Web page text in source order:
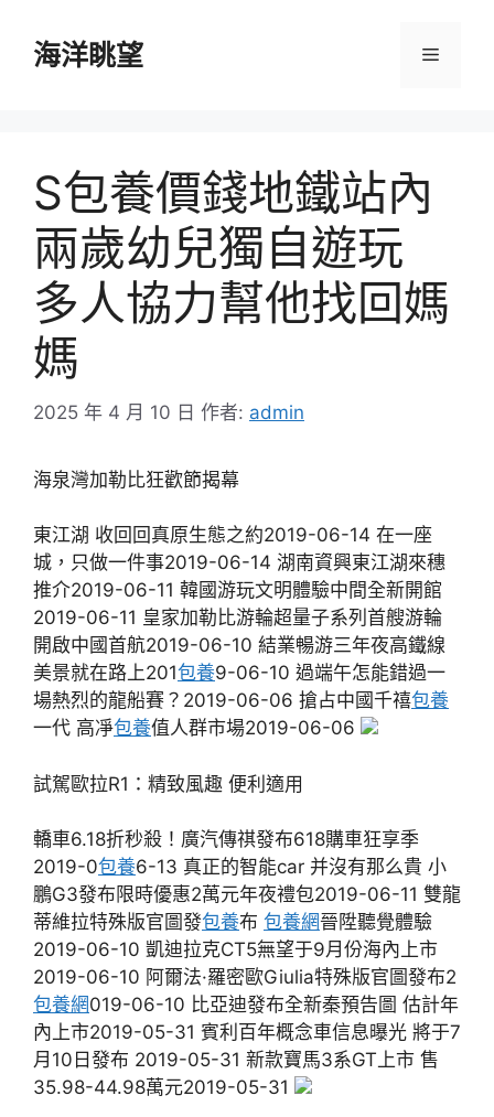
海洋眺望 選
S包養價錢地鐵站內
兩歲幼兒獨自遊玩
多人協力幫他找回媽
媽
2025 年 4 月 10 日 作者: admin
海泉灣加勒比狂歡節揭幕
東江湖 收回回真原生態之約2019-06-14 在一座
城，只做一件事2019-06-14 湖南資興東江湖來穗
推介2019-06-11 韓國游玩文明體驗中間全新開館
2019-06-11 皇家加勒比游輪超量子系列首艘游輪
開啟中國首航2019-06-10 結業暢游三年夜高鐵線
美景就在路上201包養9-06-10 過端午怎能錯過一
場熱烈的龍船賽？2019-06-06 搶占中國千禧包養
一代 高凈包養值人群市場2019-06-06
試駕歐拉R1：精致風趣 便利適用
轎車6.18折秒殺！廣汽傳祺發布618購車狂享季
2019-0包養6-13 真正的智能car 并沒有那么貴 小
鵬G3發布限時優惠2萬元年夜禮包2019-06-11 雙龍
蒂維拉特殊版官圖發包養布 包養網晉陞聽覺體驗
2019-06-10 凱迪拉克CT5無望于9月份海內上市
2019-06-10 阿爾法·羅密歐Giulia特殊版官圖發布2
包養網019-06-10 比亞迪發布全新秦預告圖 估計年
內上市2019-05-31 賓利百年概念車信息曝光 將于7
月10日發布 2019-05-31 新款寶馬3系GT上市 售
35.98-44.98萬元2019-05-31